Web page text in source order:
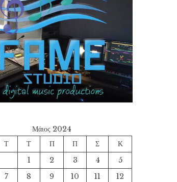
Μάιος 2024
Τ Τ Π Π Σ
Κ
1
2 3 4
5
7 8 9 10 11
12